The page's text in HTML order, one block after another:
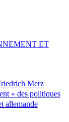
Merz
» des politiques
allemande
ET